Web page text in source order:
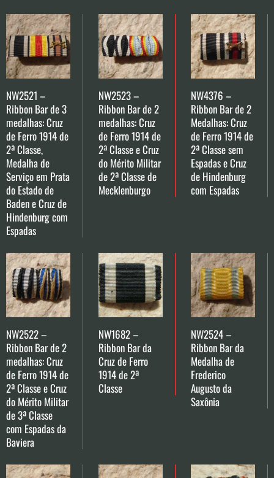
NW2521 –
Ribbon Bar de 3
medalhas: Cruz
de Ferro 1914 de
2ª Classe,
Medalha de
Serviço em Prata
do Estado de
Baden e Cruz de
Hindenburg com
Espadas
NW2523 –
Ribbon Bar de 2
medalhas: Cruz
de Ferro 1914 de
2ª Classe e Cruz
do Mérito Militar
de 2ª Classe de
Mecklenburgo
NW4376 –
Ribbon Bar de 2
Medalhas: Cruz
de Ferro 1914 de
2ª Classe sem
Espadas e Cruz
de Hindenburg
com Espadas
NW2522 –
Ribbon Bar de 2
medalhas: Cruz
de Ferro 1914 de
2ª Classe e Cruz
do Mérito Militar
de 3ª Classe
com Espadas da
Baviera
NW1682 –
Ribbon Bar da
Cruz de Ferro
1914 de 2ª
Classe
NW2524 –
Ribbon Bar da
Medalha de
Frederico
Augusto da
Saxônia